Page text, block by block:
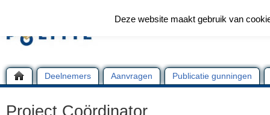
Deelnemers Aanvragen Publicatie gunningen
Project Coördinator
Deze website maakt gebruik van